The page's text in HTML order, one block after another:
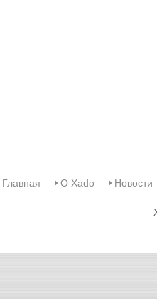
Главная О Xado Новости